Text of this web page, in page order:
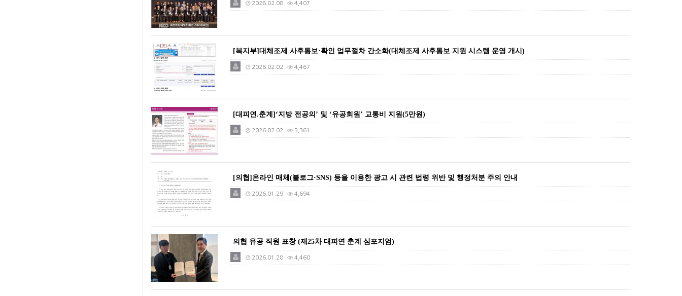
2026.02.08 4,407
[복지부]대체조제 사후통보·확인 업무절차 간소화(대체조제 사후통보 지원 시스템 운영 개시)
2026.02.02 4,467
[대피연.춘계]‘지방 전공의’ 및 ‘유공회원’ 교통비 지원(5만원)
2026.02.02 5,361
[의협]온라인 매체(블로그·SNS) 등을 이용한 광고 시 관련 법령 위반 및 행정처분 주의 안내
2026.01.29 4,694
의협 유공 직원 표창 (제25차 대피연 춘계 심포지엄)
2026.01.28 4,460